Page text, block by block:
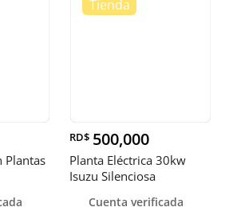
Plantas
RD$ 500,000
Planta Eléctrica 30kw
Isuzu Silenciosa
Cuenta verificada